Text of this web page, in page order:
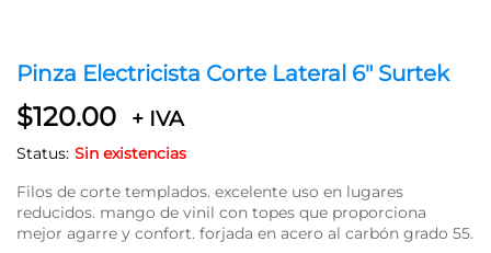
Pinza Electricista Corte Lateral 6″ Surtek
$120.00 + IVA
Status: Sin existencias
Filos de corte templados. excelente uso en lugares
reducidos. mango de vinil con topes que proporciona
mejor agarre y confort. forjada en acero al carbón grado 55.